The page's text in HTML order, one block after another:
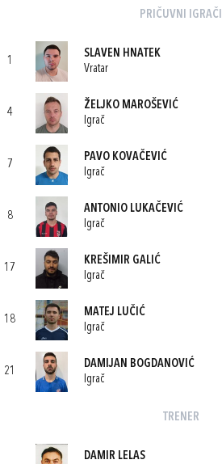
PRIČUVNI IGRAČI
1
SLAVEN HNATEK
Vratar
4
ŽELJKO MAROŠEVIĆ
Igrač
7
PAVO KOVAČEVIĆ
Igrač
8
ANTONIO LUKAČEVIĆ
Igrač
17
KREŠIMIR GALIĆ
Igrač
18
MATEJ LUČIĆ
Igrač
21
DAMIJAN BOGDANOVIĆ
Igrač
TRENER
DAMIR LELAS